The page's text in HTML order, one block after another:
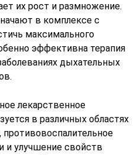
их рост и размножение.
в комплексе с
максимального
эффективна терапия
дыхательных
лекарственное
в различных областях
и улучшение свойств